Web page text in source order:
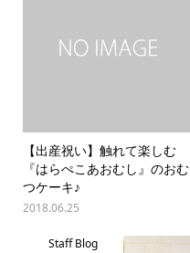
【出産祝い】触れて楽しむ
『はらぺこあおむし』のおむ
つケーキ♪
2018.06.25
Staff Blog